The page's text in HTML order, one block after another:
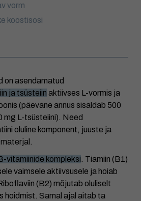
vorm
koostisosi
on asendamatud
ja tsüsteiin aktiivses L-vormis ja
(päevane annus sisaldab 500
mg L-tsüsteiini). Need
oluline komponent, juuste ja
vitamiinide kompleksi. Tiamiin (B1)
vaimsele aktiivsusele ja hoiab
(B2) mõjutab oluliselt
hoidmist. Samal ajal aitab ta